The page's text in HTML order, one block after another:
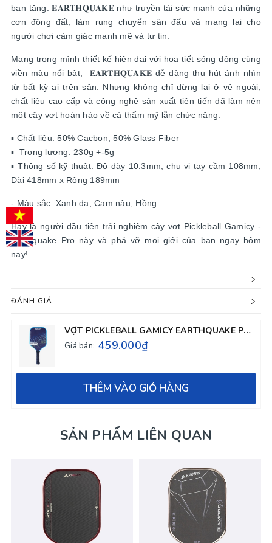
ban tặng. 𝐄𝐀𝐑𝐓𝐇𝐐𝐔𝐀𝐊𝐄 như truyền tải sức mạnh của những
cơn động đất, làm rung chuyển sân đấu và mang lại cho
người chơi cảm giác mạnh mẽ và tự tin.
Mang trong mình thiết kế hiện đại với họa tiết sóng động cùng
viền màu nổi bật, 𝐄𝐀𝐑𝐓𝐇𝐐𝐔𝐀𝐊𝐄 dễ dàng thu hút ánh nhìn
từ bất kỳ ai trên sân. Nhưng không chỉ dừng lại ở vẻ ngoài,
chất liệu cao cấp và công nghệ sản xuất tiên tiến đã làm nên
một cây vợt hoàn hảo về cả thẩm mỹ lẫn chức năng.
▪️ Chất liệu: 50% Cacbon, 50% Glass Fiber
▪️ Trọng lượng: 230g +-5g
▪️ Thông số kỹ thuật: Độ dày 10.3mm, chu vi tay cầm 108mm,
Dài 418mm x Rộng 189mm
- Màu sắc: Xanh da, Cam nâu, Hồng
Hãy là người đầu tiên trải nghiệm cây vợt Pickleball Gamicy -
Earthquake Pro này và phá vỡ mọi giới của bạn ngay hôm
nay!
ĐÁNH GIÁ
VỢT PICKLEBALL GAMICY EARTHQUAKE PRO 14MM - MÀU XANH DA
Giá bán: 459.000₫
THÊM VÀO GIỎ HÀNG
SẢN PHẨM LIÊN QUAN